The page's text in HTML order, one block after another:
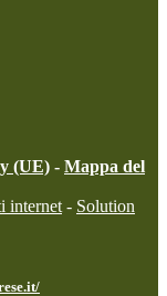
(UE) - Mappa del
internet - Solution